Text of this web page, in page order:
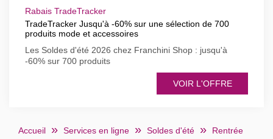
Rabais TradeTracker
TradeTracker Jusqu'à -60% sur une sélection de 700
produits mode et accessoires
Les Soldes d'été 2026 chez Franchini Shop : jusqu'à
-60% sur 700 produits
VOIR L'OFFRE
Accueil Services en ligne Soldes d'été
Rentrée